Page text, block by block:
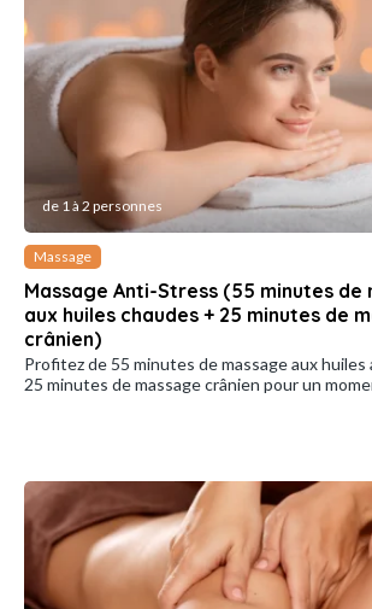
de 1 à 2 personnes
Massage
Massage Anti-Stress (55 minutes de
aux huiles chaudes + 25 minutes de
crânien)
Profitez de 55 minutes de massage aux
25 minutes de massage crânien pour un